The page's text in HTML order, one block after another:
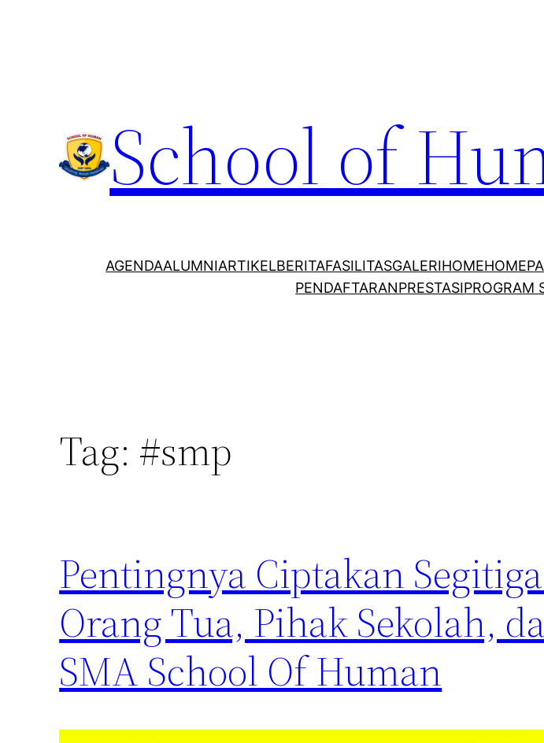
School of
AGENDAALUMNIARTIKELBERITAFASILITASGALERIHOME
PENDAFTARANPRESTASIPROGRAM
Tag: #smp
Pentingnya Ciptakan
Orang Tua, Pihak Sekolah,
SMA School Of Human